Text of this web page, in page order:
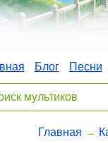
Блог Песни
Главная →